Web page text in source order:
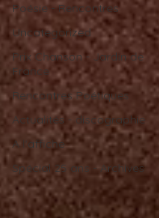
Poésie - Rencontres
Uncategorized
Prix Chanson - Jardin de
France
Rencontres Poétiques
Actualités - discographie
A l'affiche
Spécial 25 ans - Archives